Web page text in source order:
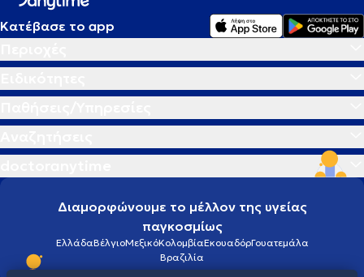
Κατέβασε το app
Διαμορφώνουμε το μέλλον της υγείας
παγκοσμίως
ΕλλάδαΒέλγιοΜεξικόΚολομβίαΕκουαδόρΓουατεμάλα
Βραζιλία